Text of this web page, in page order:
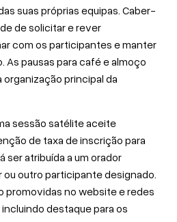
suas próprias equipas. Caber-
de solicitar e rever
com os participantes e manter
As pausas para café e almoço
principal da
sessão satélite aceite
de taxa de inscrição para
ser atribuída a um orador
outro participante designado.
promovidas no website e redes
destaque para os